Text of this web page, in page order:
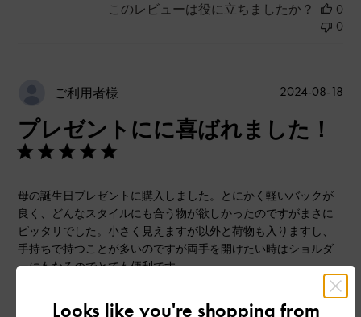
このレビューは役に立ちましたか？
0
0
ご利用者様
プレゼントにに喜ばれました！
母の誕生日プレゼントに購入しました。とにかく軽いバックが
良く、どんなスタイルにも合う物が欲しかったのですがまさに
ピッタリでした。小さく見えますが以外と荷物も入りますし、
手持ちで持つことが多いのですが両手を開けたい時はショルダ
ーにもなるのでとても便利です。
黒メインの服が多い母でも、しっかり映えるデザインで本当に
気に入ってもらえました。欲を言えば開閉がファスナー付がベ
公
2024-08-18
Looks like you're shopping from